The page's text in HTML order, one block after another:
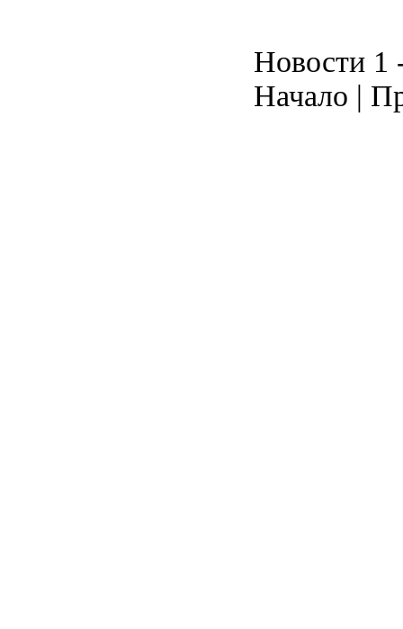
Новости 1
Начало |